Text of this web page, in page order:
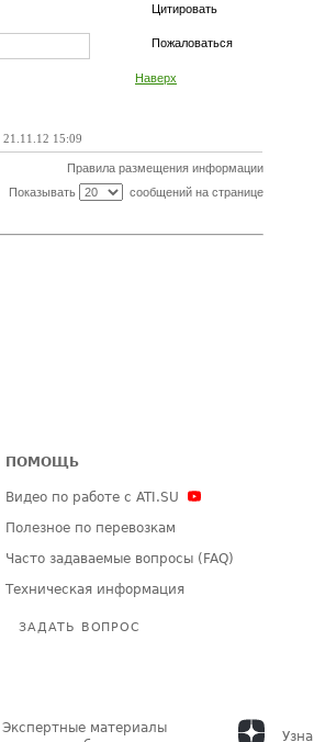
Цитировать
Пожаловаться
Наверх
21.11.12 15:09
Правила размещения информации
Показывать
сообщений на странице
ПОМОЩЬ
Видео по работе с ATI.SU
Полезное по перевозкам
Часто задаваемые вопросы (FAQ)
Техническая информация
ЗАДАТЬ ВОПРОС
Экспертные материалы